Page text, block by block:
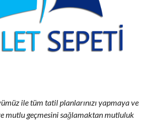
ile tüm tatil planlarınızı yapmaya ve
mutlu geçmesini sağlamaktan mutluluk